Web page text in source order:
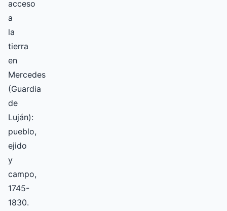
acceso
a
la
tierra
en
Mercedes
(Guardia
de
Luján):
pueblo,
ejido
y
campo,
1745-
1830.